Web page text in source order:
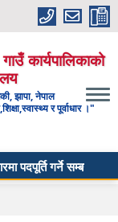
कार्यपालिकाको
झापा, नेपाल
र पूर्वाधार ।"
गर्ने सम्बन्धी सूचना